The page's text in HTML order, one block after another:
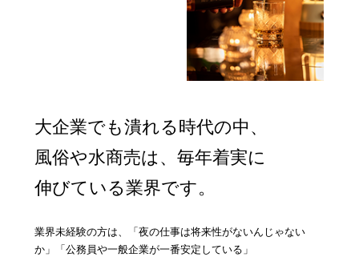
大企業でも潰れる時代の中、
風俗や水商売は、毎年着実に
伸びている業界です。
業界未経験の方は、「夜の仕事は将来性がないんじゃない
か」「公務員や一般企業が一番安定している」